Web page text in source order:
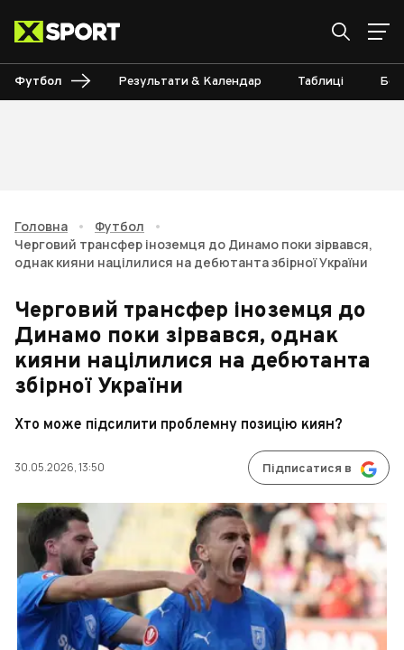
Футбол Результати & Календар Таблиці
Головна • Футбол
•
Черговий трансфер іноземця до Динамо поки зірвався,
однак кияни націлилися на дебютанта збірної України
Черговий трансфер іноземця до
Динамо поки зірвався, однак
кияни націлилися на дебютанта
збірної України
Хто може підсилити проблемну позицію киян?
30.05.2026, 13:50 Підписатися в